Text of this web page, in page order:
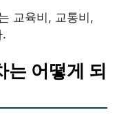
교육비, 교통비,
.
는 어떻게 되